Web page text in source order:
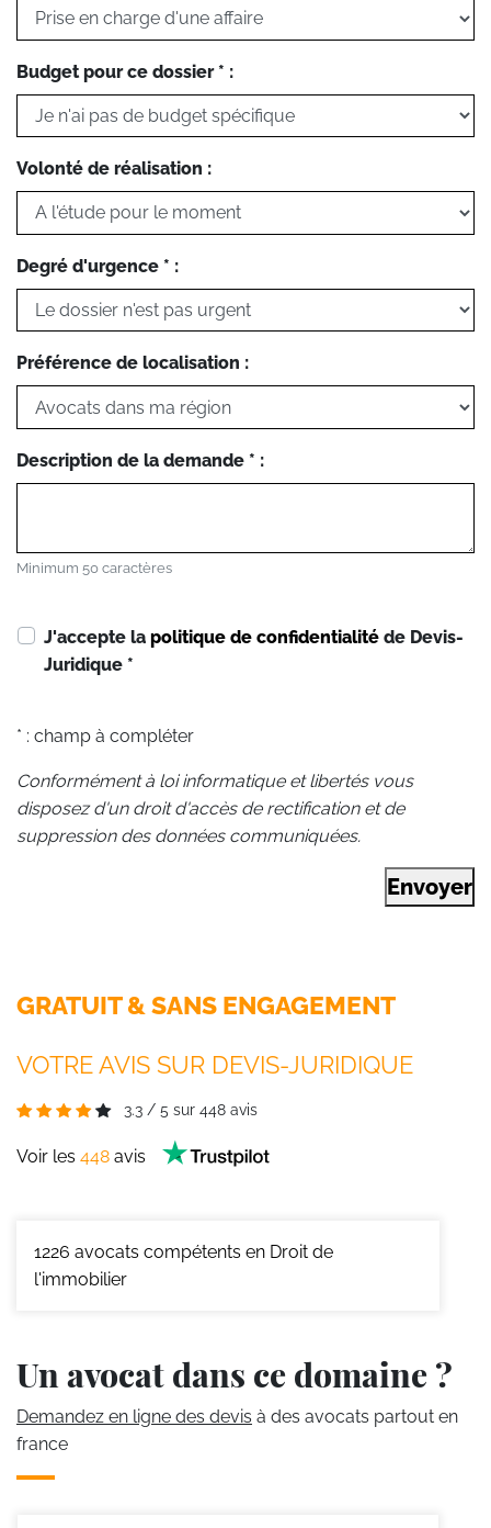
Budget pour ce dossier * :
Volonté de réalisation :
Degré d'urgence * :
Préférence de localisation :
Description de la demande * :
Minimum 50 caractères
J'accepte la politique de confidentialité de Devis-
Juridique *
* : champ à compléter
Conformément à loi informatique et libertés vous
disposez d'un droit d'accès de rectification et de
suppression des données communiquées.
Envoyer
GRATUIT & SANS ENGAGEMENT
VOTRE AVIS SUR DEVIS-JURIDIQUE
3.3 / 5 sur 448 avis
Voir les 448 avis
1226 avocats compétents en Droit de
l'immobilier
Un avocat dans ce domaine ?
Demandez en ligne des devis à des avocats partout en
france